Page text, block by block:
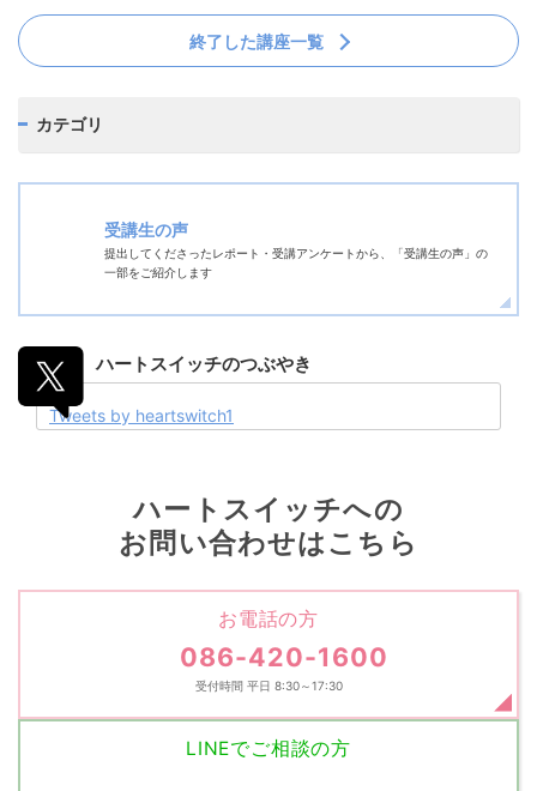
終了した講座一覧
カテゴリ
受講生の声
提出してくださったレポート・受講アンケートから、「受講生の声」の
一部をご紹介します
ハートスイッチのつぶやき
Tweets by heartswitch1
ハートスイッチへの
お問い合わせはこちら
お電話の方
086-420-1600
受付時間 平日 8:30～17:30
LINEでご相談の方